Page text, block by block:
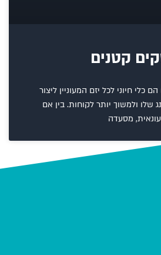
קטנים
כלי חיוני לכל יזם המעוניין ליצור
שלו ולמשוך יותר לקוחות. בין אם
מסעדה